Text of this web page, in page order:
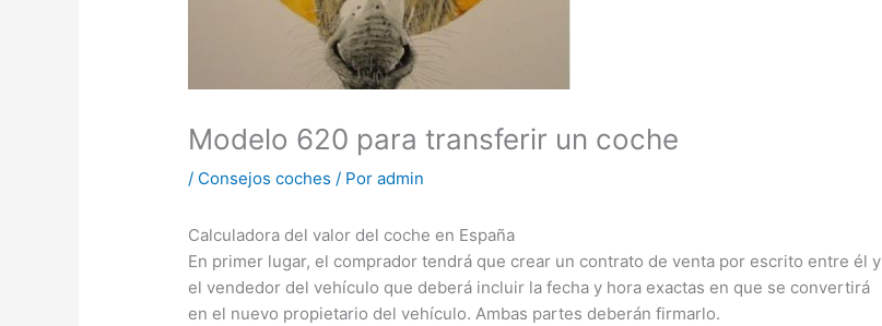
Modelo 620 para transferir un coche
/ Consejos coches / Poradmin
Calculadora del valor del coche en España
En primer lugar, el comprador tendrá que crear un contrato de venta por escrito entre él y
el vendedor del vehículo que deberá incluir la fecha y hora exactas en que se convertirá
en el nuevo propietario del vehículo. Ambas partes deberán firmarlo.